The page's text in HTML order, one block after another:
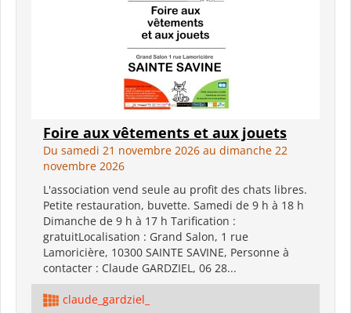
Foire aux vêtements et aux jouets
Du samedi 21 novembre 2026 au dimanche 22
novembre 2026
L'association vend seule au profit des chats libres.
Petite restauration, buvette. Samedi de 9 h à 18 h
Dimanche de 9 h à 17 h Tarification :
gratuitLocalisation : Grand Salon, 1 rue
Lamoricière, 10300 SAINTE SAVINE, Personne à
contacter : Claude GARDZIEL, 06 28...
claude_gardziel_